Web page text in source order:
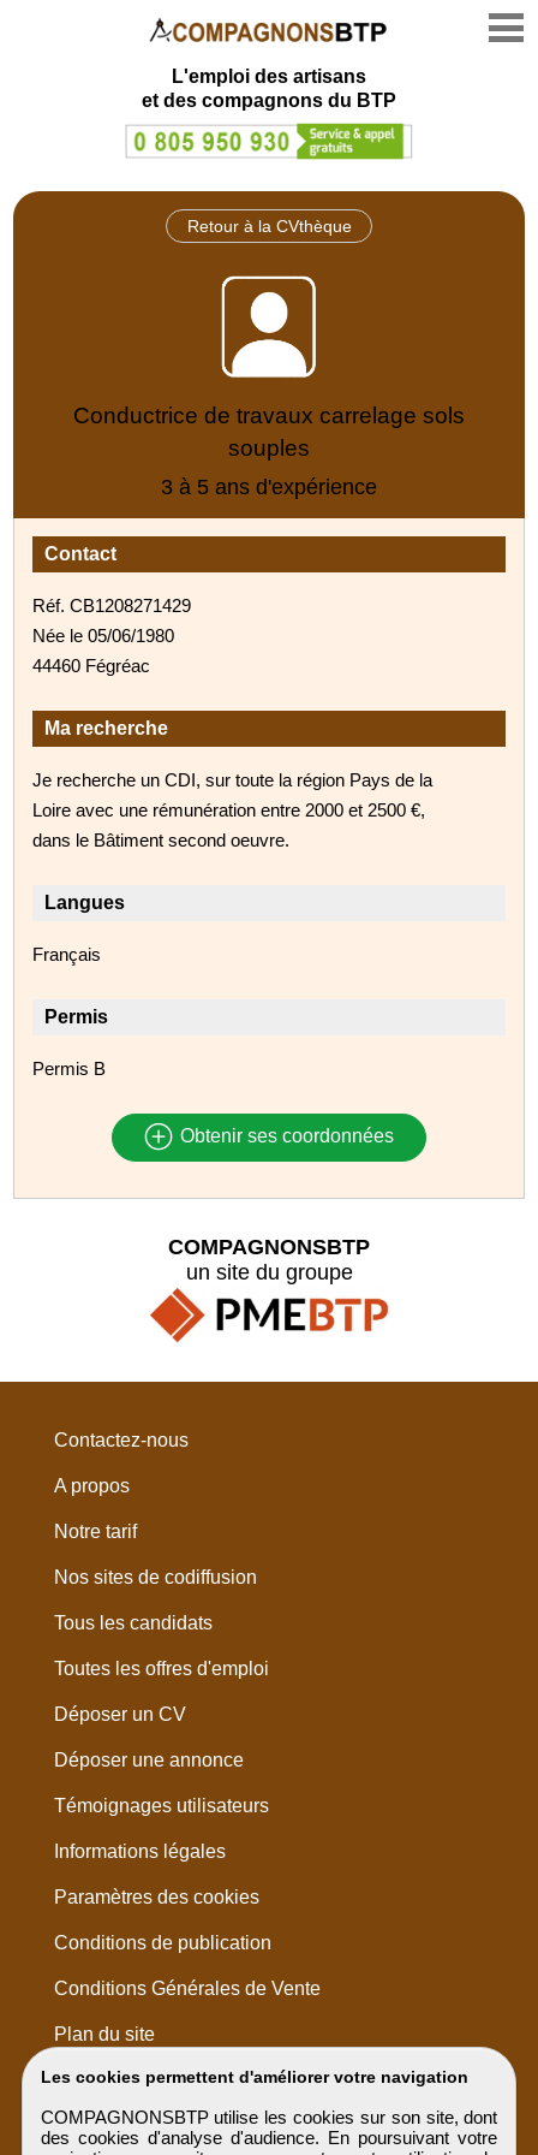
L'emploi des artisans
et des compagnons du BTP
Retour à la CVthèque
Conductrice de travaux carrelage sols
souples
3 à 5 ans d'expérience
Contact
Réf. CB1208271429
Née le 05/06/1980
44460 Fégréac
Ma recherche
Je recherche un CDI, sur toute la région Pays de la
Loire avec une rémunération entre 2000 et 2500 €,
dans le Bâtiment second oeuvre.
Langues
Français
Permis
Permis B
Obtenir ses coordonnées
Les cookies permettent d'améliorer votre navigation
COMPAGNONSBTP utilise les cookies sur son site, dont
des cookies d'analyse d'audience. En poursuivant votre
COMPAGNONSBTP
un site du groupe
Contactez-nous
A propos
Notre tarif
Nos sites de codiffusion
Tous les candidats
Toutes les offres d'emploi
Déposer un CV
Déposer une annonce
Témoignages utilisateurs
Informations légales
Paramètres des cookies
Conditions de publication
Conditions Générales de Vente
Plan du site